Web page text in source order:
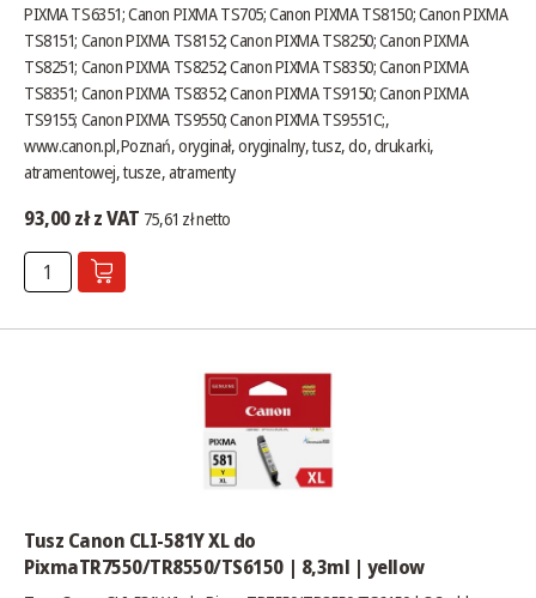
PIXMA TS6351; Canon PIXMA TS705; Canon PIXMA TS8150; Canon PIXMA
TS8151; Canon PIXMA TS8152; Canon PIXMA TS8250; Canon PIXMA
TS8251; Canon PIXMA TS8252; Canon PIXMA TS8350; Canon PIXMA
TS8351; Canon PIXMA TS8352; Canon PIXMA TS9150; Canon PIXMA
TS9155; Canon PIXMA TS9550; Canon PIXMA TS9551C;,
www.canon.pl,Poznań, oryginał, oryginalny, tusz, do, drukarki,
atramentowej, tusze, atramenty
93,00 zł z VAT 75,61 zł netto
Tusz Canon CLI-581Y XL do
PixmaTR7550/TR8550/TS6150 | 8,3ml | yellow